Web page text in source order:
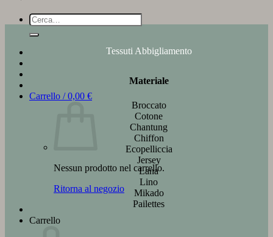
Cerca:
Carrello /0,00 €
Nessun prodotto nel carrello.
Ritorna al negozio
Carrello
Tessuti Abbigliamento
Materiale
Broccato
Cotone
Chantung
Chiffon
Ecopelliccia
Jersey
Lana
Lino
Mikado
Pailettes